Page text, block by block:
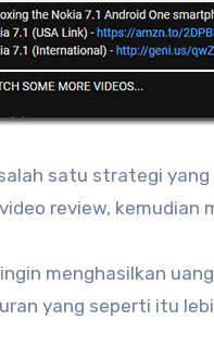
satu strategi
review, kemudian
menghasilkan
yang seperti itu